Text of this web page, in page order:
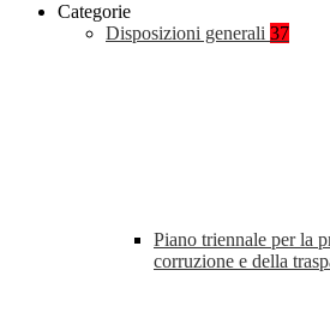
Categorie
Disposizioni generali 37
Piano triennale per la
corruzione e della